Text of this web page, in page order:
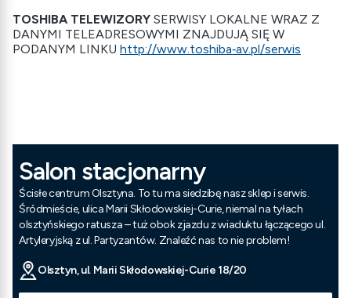
TOSHIBA TELEWIZORY SERWISY LOKALNE WRAZ Z
DANYMI TELEADRESOWYMI ZNAJDUJĄ SIĘ W
PODANYM LINKU http://www.toshiba‐av.pl/serwis
Salon stacjonarny
Ścisłe centrum Olsztyna. To tu ma siedzibę nasz sklep i serwis.
Śródmieście, ulica Marii Skłodowskiej-Curie, niemal na tyłach
olsztyńskiego ratusza – tuż obok zjazdu z wiaduktu łączącego ul.
Artyleryjską z ul. Partyzantów. Znaleźć nas to nie problem!
Olsztyn, ul. Marii Skłodowskiej-Curie 18/20